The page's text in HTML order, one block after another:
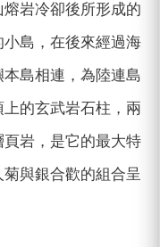
岩冷卻後所形成的
島，在後來經過海
島相連，為陸連島
的玄武岩石柱，兩
岩，是它的最大特
與銀合歡的組合呈